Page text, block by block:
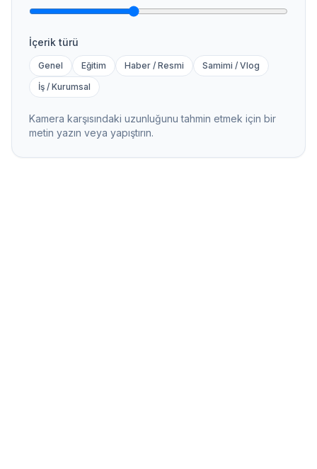
İçerik türü
Genel Eğitim Haber / Resmi
Samimi / Vlog
İş / Kurumsal
Kamera karşısındaki uzunluğunu tahmin etmek için bir
metin yazın veya yapıştırın.